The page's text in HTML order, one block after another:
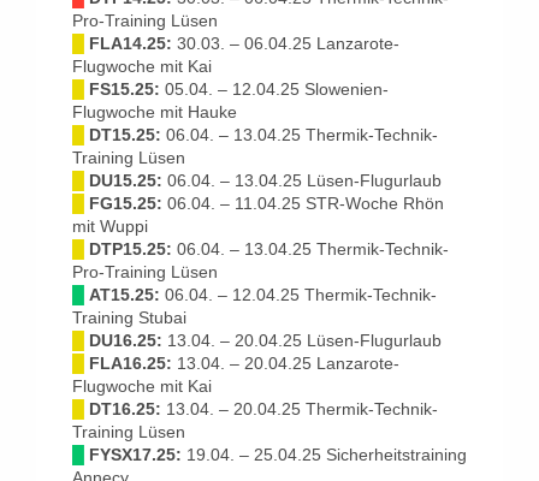
Pro-Training Lüsen
FLA14.25: 30.03. – 06.04.25 Lanzarote-
Flugwoche mit Kai
FS15.25: 05.04. – 12.04.25 Slowenien-
Flugwoche mit Hauke
DT15.25: 06.04. – 13.04.25 Thermik-Technik-
Training Lüsen
DU15.25: 06.04. – 13.04.25 Lüsen-Flugurlaub
FG15.25: 06.04. – 11.04.25 STR-Woche Rhön
mit Wuppi
DTP15.25: 06.04. – 13.04.25 Thermik-Technik-
Pro-Training Lüsen
AT15.25: 06.04. – 12.04.25 Thermik-Technik-
Training Stubai
DU16.25: 13.04. – 20.04.25 Lüsen-Flugurlaub
FLA16.25: 13.04. – 20.04.25 Lanzarote-
Flugwoche mit Kai
DT16.25: 13.04. – 20.04.25 Thermik-Technik-
Training Lüsen
FYSX17.25: 19.04. – 25.04.25 Sicherheitstraining